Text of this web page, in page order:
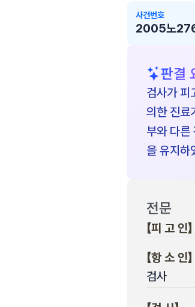
사건번호
2005노
판결
검사가 피
의한 진료
부와 다른
을 유지하
전문
【피 고 인】
【항 소 인】
검사